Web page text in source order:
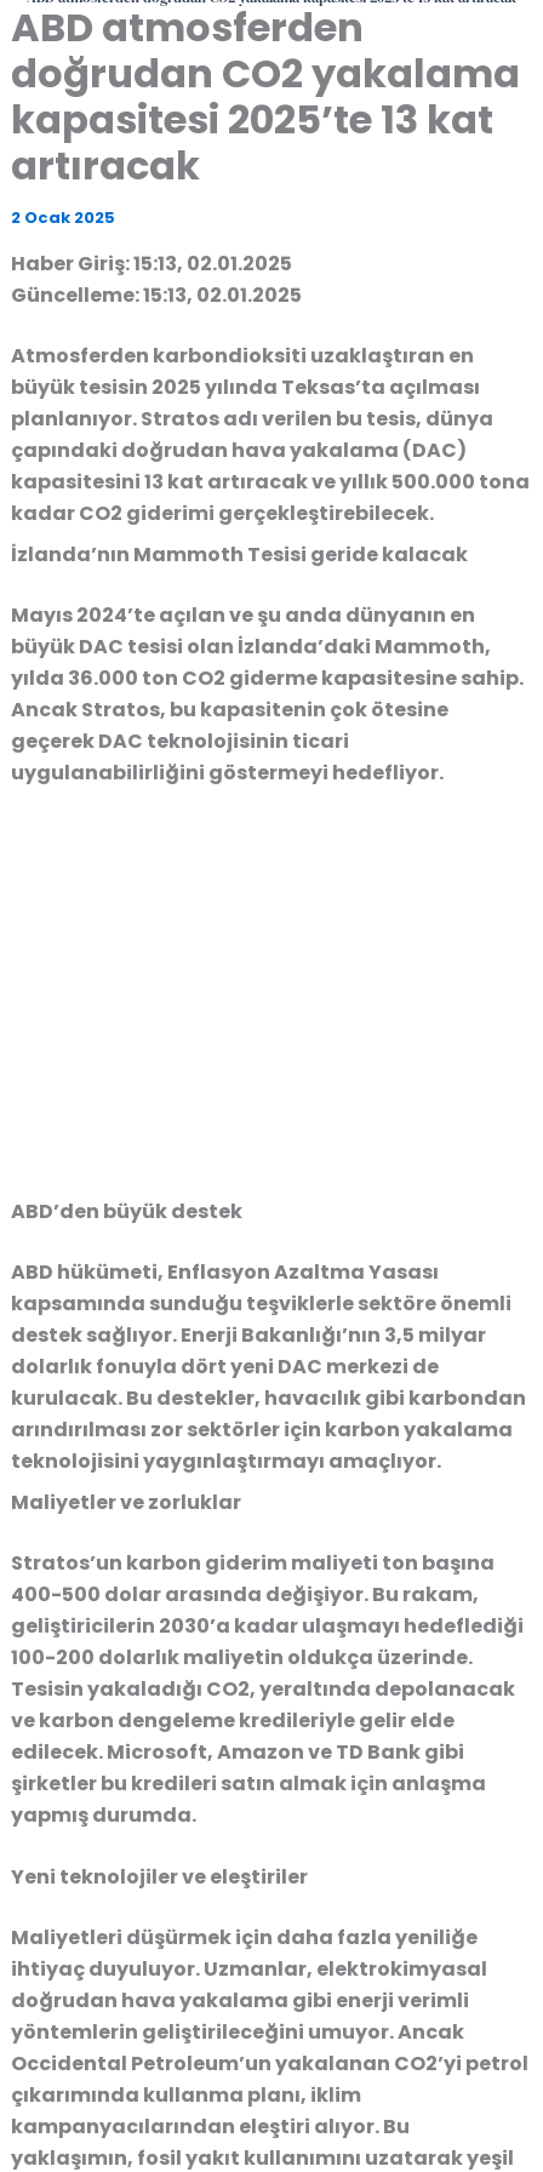
ABD atmosferden
doğrudan CO2 yakalama
kapasitesi 2025’te 13 kat
artıracak
2 Ocak 2025
Haber Giriş: 15:13, 02.01.2025
Güncelleme: 15:13, 02.01.2025
Atmosferden karbondioksiti uzaklaştıran en
büyük tesisin 2025 yılında Teksas’ta açılması
planlanıyor. Stratos adı verilen bu tesis, dünya
çapındaki doğrudan hava yakalama (DAC)
kapasitesini 13 kat artıracak ve yıllık 500.000 tona
kadar CO2 giderimi gerçekleştirebilecek.
İzlanda’nın Mammoth Tesisi geride kalacak
Mayıs 2024’te açılan ve şu anda dünyanın en
büyük DAC tesisi olan İzlanda’daki Mammoth,
yılda 36.000 ton CO2 giderme kapasitesine sahip.
Ancak Stratos, bu kapasitenin çok ötesine
geçerek DAC teknolojisinin ticari
uygulanabilirliğini göstermeyi hedefliyor.
ABD’den büyük destek
ABD hükümeti, Enflasyon Azaltma Yasası
kapsamında sunduğu teşviklerle sektöre önemli
destek sağlıyor. Enerji Bakanlığı’nın 3,5 milyar
dolarlık fonuyla dört yeni DAC merkezi de
kurulacak. Bu destekler, havacılık gibi karbondan
arındırılması zor sektörler için karbon yakalama
teknolojisini yaygınlaştırmayı amaçlıyor.
Maliyetler ve zorluklar
Stratos’un karbon giderim maliyeti ton başına
400-500 dolar arasında değişiyor. Bu rakam,
geliştiricilerin 2030’a kadar ulaşmayı hedeflediği
100-200 dolarlık maliyetin oldukça üzerinde.
Tesisin yakaladığı CO2, yeraltında depolanacak
ve karbon dengeleme kredileriyle gelir elde
edilecek. Microsoft, Amazon ve TD Bank gibi
şirketler bu kredileri satın almak için anlaşma
yapmış durumda.
Yeni teknolojiler ve eleştiriler
Maliyetleri düşürmek için daha fazla yeniliğe
ihtiyaç duyuluyor. Uzmanlar, elektrokimyasal
doğrudan hava yakalama gibi enerji verimli
yöntemlerin geliştirileceğini umuyor. Ancak
Occidental Petroleum’un yakalanan CO2’yi petrol
çıkarımında kullanma planı, iklim
kampanyacılarından eleştiri alıyor. Bu
yaklaşımın, fosil yakıt kullanımını uzatarak yeşil